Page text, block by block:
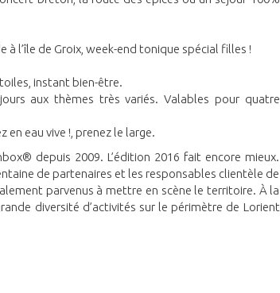
l’île de Groix, week-end tonique spécial filles !
instant bien-être.
aux thèmes très variés. Valables pour quatre
en eau vive !, prenez le large.
depuis 2009. L’édition 2016 fait encore mieux.
de partenaires et les responsables clientèle de
parvenus à mettre en scène le territoire. À la
diversité d’activités sur le périmètre de Lorient